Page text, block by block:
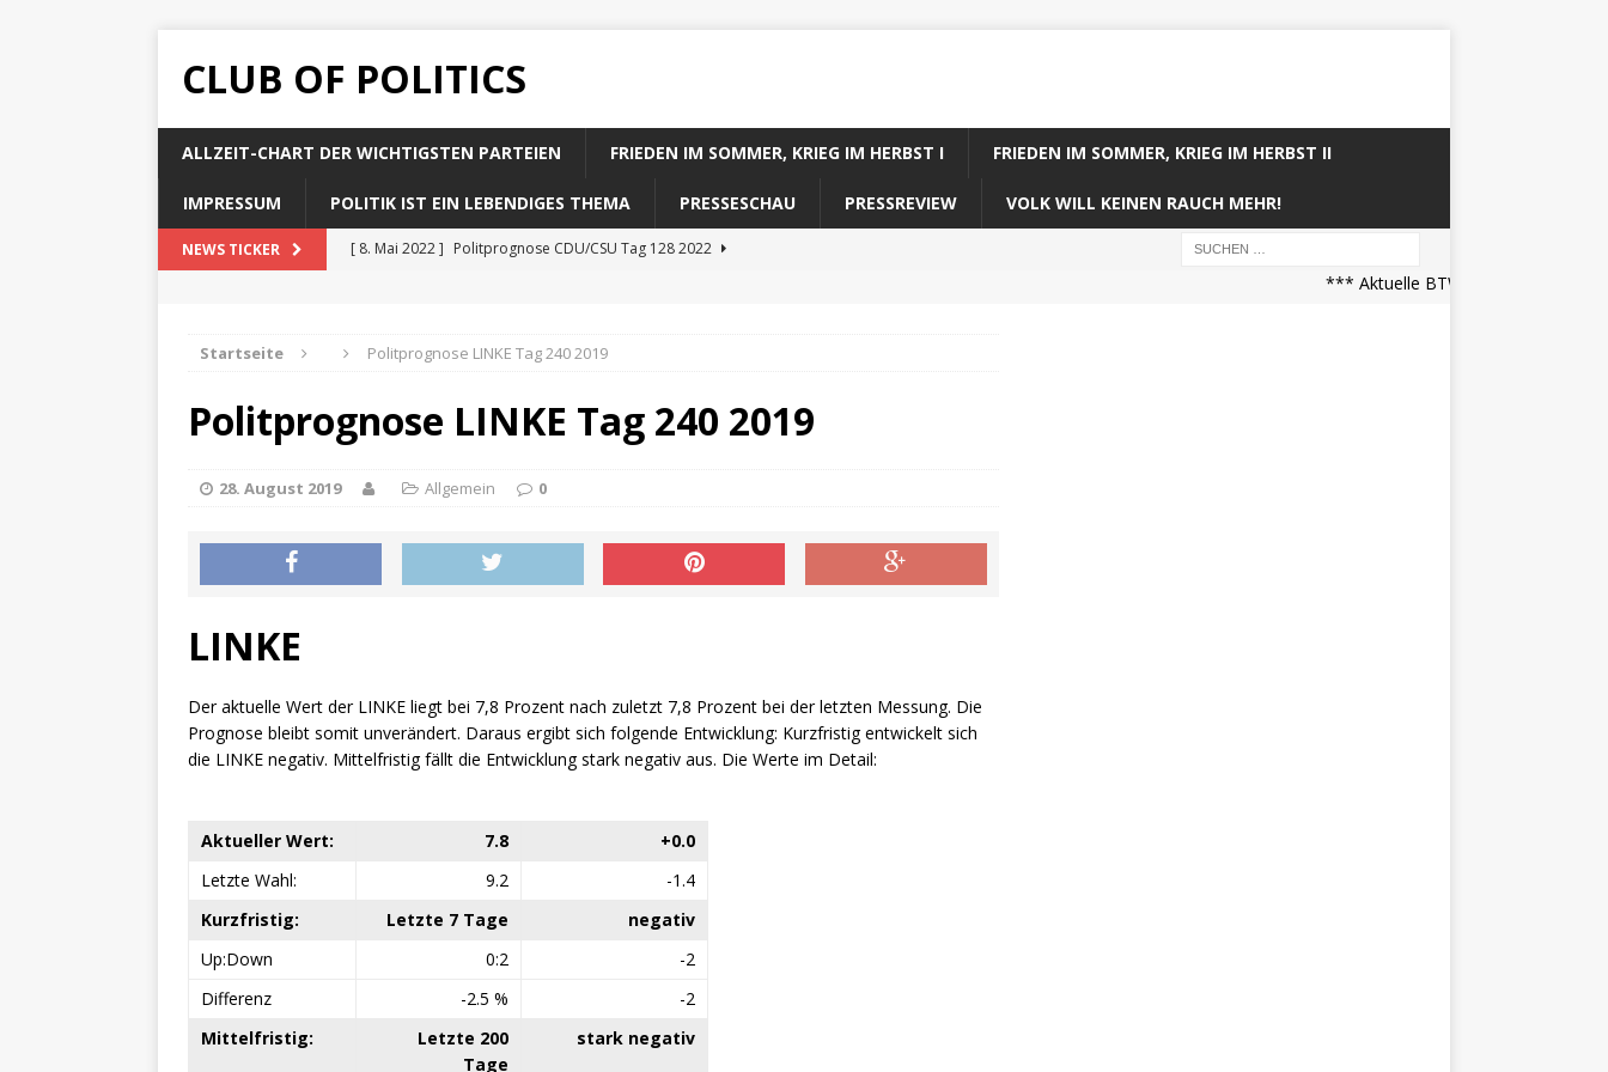
CLUB OF POLITICS
ALLZEIT-CHART DER WICHTIGSTEN PARTEIEN FRIEDEN IM SOMMER, KRIEG IM HERBST I FRIEDEN IM SOMMER, KRIEG IM HERBST II
IMPRESSUM POLITIK IST EIN LEBENDIGES THEMA PRESSESCHAU PRESSREVIEW VOLK WILL KEINEN RAUCH MEHR!
NEWS TICKER [ 8. Mai 2022 ] Politprognose CDU/CSU Tag 128 2022
[ 8. Mai 2022 ]
Politprognose Koalitionsrechner Tag 128 2022
*** Aktuelle BTW21 Prognose
Startseite Politprognose LINKE Tag 240 2019
Politprognose LINKE Tag 240 2019
28. August 2019 Allgemein 0
LINKE
Der aktuelle Wert der LINKE liegt bei 7,8 Prozent nach zuletzt 7,8 Prozent bei der letzten Messung. Die
Prognose bleibt somit unverändert. Daraus ergibt sich folgende Entwicklung: Kurzfristig entwickelt sich
die LINKE negativ. Mittelfristig fällt die Entwicklung stark negativ aus. Die Werte im Detail:
Aktueller Wert: 7.8
+0.0
Letzte Wahl:
9.2
-1.4
Kurzfristig:
Letzte 7 Tage
negativ
Up:Down
0:2
-2
Differenz
-2.5 %
-2
Mittelfristig:
Letzte 200
Tage
stark negativ